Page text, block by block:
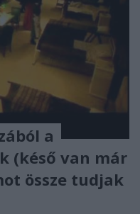
a
(késő van már
össze tudjak